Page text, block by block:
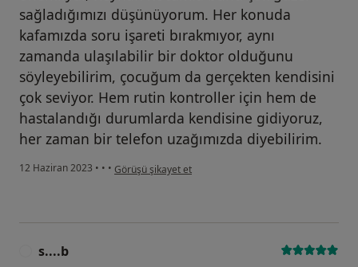
sağladığımızı düşünüyorum. Her konuda
kafamızda soru işareti bırakmıyor, aynı
zamanda ulaşılabilir bir doktor olduğunu
söyleyebilirim, çocuğum da gerçekten kendisini
çok seviyor. Hem rutin kontroller için hem de
hastalandığı durumlarda kendisine gidiyoruz,
her zaman bir telefon uzağımızda diyebilirim.
12 Haziran 2023 • • • kullanıcının görüşüne göre e....k
Görüşü şikayet et
s....b